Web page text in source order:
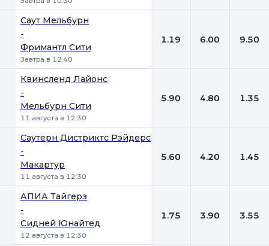
Саут Мельбурн
-
Фримантл Сити
Завтра в 12:40
1.19 6.00 9.50
Квинсленд Лайонc
-
Мельбурн Сити
11 августа в 12:30
5.90 4.80 1.35
Саутерн Дистриктс Рэйдерс
-
Макартур
11 августа в 12:30
5.60 4.20 1.45
АПИА Тайгерз
-
Сидней Юнайтед
12 августа в 12:30
1.75 3.90 3.55